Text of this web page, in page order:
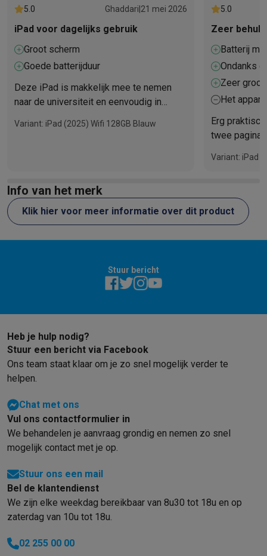
Refurbished smartphones Refurbished tablets Refurbished
Huishouden
Wasmachines met ecocheques Droogkasten met ecocheques
Kleine keukentoestellen
Kleine keukentoestellen met ecocheques Koffiemachines
Grote keukentoestellen
Vaatwassers met ecochequesKoelkasten met ecocheques
Airco
Bluetooth speakers met ecocheques
Smartphones met ecocheques
Transport
Elektrische steps met ecocheques
Alle soldendealsSolden op groot elektro
Betalingsmogelijkheden
Klantenservice Herstelling van je toestel
Groot elektro & inbouwVind jouw ideale wasmachineWelke
Klein elektro
Beeld & Geluid
Sport & Ontspanning
Hoe kies je een smartwatch?
Outlet
OutletAlle outlet dealsOutlet multimedia & telefonie
5.0 Ghaddari 21 mei 2026
iPad voor dagelijks gebruik
Groot scherm
Goede batterijduur
Deze iPad is makkelijk mee te nemen
naar de universiteit en eenvoudig in
uitstekende koop.
Variant: iPad (2025) Wifi 128GB Blauw
5.0
Zeer
Batterij
Ondanks
ik het de
Zeer
Het
aangezien
Erg
twee
gebruikt
colleges.
dezelfde in
Variant: iPad
Info van het merk
Klik hier voor meer informatie over dit product
Stuur bericht
Heb je hulp nodig?
Stuur een bericht via Facebook
Ons team staat klaar om je zo snel mogelijk verder te
helpen.
Chat met ons
Vul ons contactformulier in
We behandelen je aanvraag grondig en nemen zo snel
mogelijk contact met je op.
Stuur ons een mail
Bel de klantendienst
We zijn elke weekdag bereikbaar van 8u30 tot 18u en op
zaterdag van 10u tot 18u.
02 255 00 00